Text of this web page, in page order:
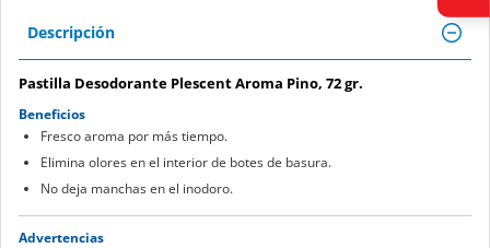
Descripción
Pastilla Desodorante Plescent Aroma Pino, 72 gr.
Beneficios
Fresco aroma por más tiempo.
Elimina olores en el interior de botes de basura.
No deja manchas en el inodoro.
Advertencias